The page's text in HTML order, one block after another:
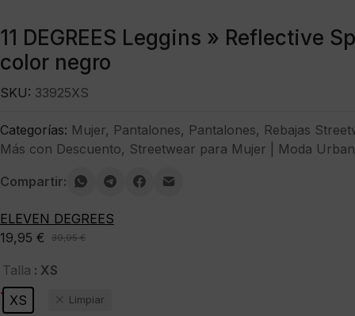
11 DEGREES Leggins » Reflective
color negro
39,95€
El
precio
original
era:
19,95 €
El
precio
actual
es:
-50%
Talla : XS
XS
Limpiar
SKU: 33925XS
Categorías: Mujer, Pantalones, Pantalones, Rebajas
Más con Descuento, Streetwear para Mujer | Moda
Compartir:
ELEVEN DEGREES